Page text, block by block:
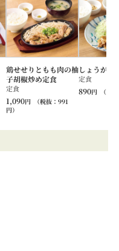
鶏せせりともも肉の柚
子胡椒炒め定食
定食
1,090円 （税抜：991
円）
しょうが焼
定食
890円 （税